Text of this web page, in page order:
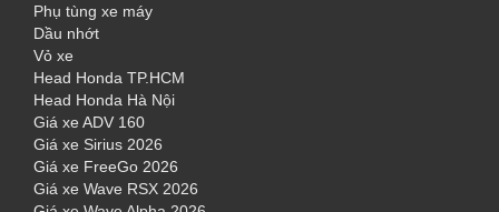
Phụ tùng xe máy
Dầu nhớt
Vỏ xe
Head Honda TP.HCM
Head Honda Hà Nội
Giá xe ADV 160
Giá xe Sirius 2026
Giá xe FreeGo 2026
Giá xe Wave RSX 2026